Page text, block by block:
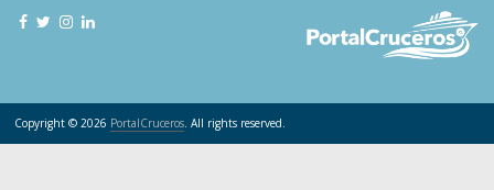
Copyright © 2026 PortalCruceros. All rights reserved.